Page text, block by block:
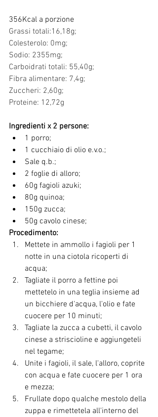
356Kcal a porzione
Grassi totali:16,18g;
Colesterolo: 0mg;
Sodio: 2355mg;
Carboidrati totali: 55,40g;
Fibra alimentare: 7,4g;
Zuccheri: 2,60g;
Proteine: 12,72g
Ingredienti x 2 persone:
1 porro;
1 cucchiaio di olio e.v.o.;
Sale q.b.;
2 foglie di alloro;
60g fagioli azuki;
80g quinoa;
150g zucca;
50g cavolo cinese;
Procedimento:
Mettete in ammollo i fagioli per 1
notte in una ciotola ricoperti di
acqua;
Tagliate il porro a fettine poi
mettetelo in una teglia insieme ad
un bicchiere d'acqua, l'olio e fate
cuocere per 10 minuti;
Tagliate la zucca a cubetti, il cavolo
cinese a striscioline e aggiungeteli
nel tegame;
Unite i fagioli, il sale, l'alloro, coprite
con acqua e fate cuocere per 1 ora
e mezza;
Frullate dopo qualche mestolo della
zuppa e rimettetela all'interno del